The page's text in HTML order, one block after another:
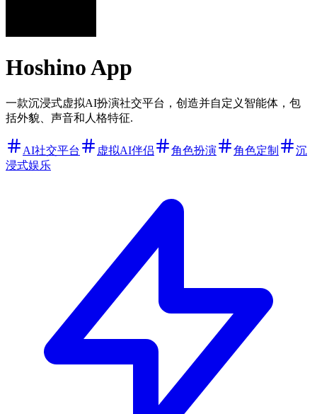
Hoshino App
一款沉浸式虚拟AI扮演社交平台，创造并自定义智能体，包
括外貌、声音和人格特征.
AI社交平台 虚拟AI伴侣 角色扮演 角色定制
沉
浸式娱乐